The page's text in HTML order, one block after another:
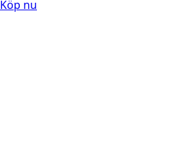
Köp nu